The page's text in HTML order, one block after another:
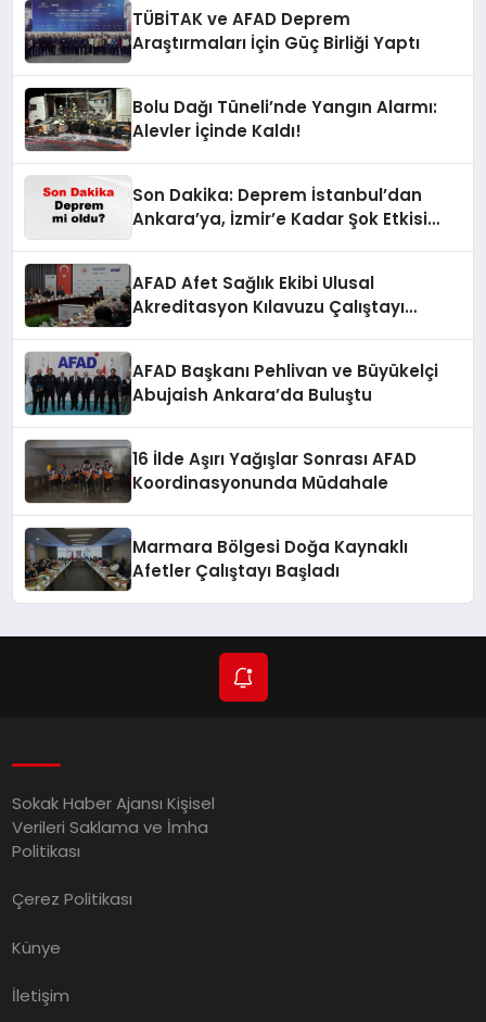
TÜBİTAK ve AFAD Deprem
Araştırmaları İçin Güç Birliği Yaptı
Bolu Dağı Tüneli’nde Yangın Alarmı:
Alevler İçinde Kaldı!
Son Dakika: Deprem İstanbul’dan
Ankara’ya, İzmir’e Kadar Şok Etkisi
AFAD Afet Sağlık Ekibi Ulusal
Akreditasyon Kılavuzu Çalıştayı
AFAD Başkanı Pehlivan ve Büyükelçi
Abujaish Ankara’da Buluştu
16 İlde Aşırı Yağışlar Sonrası AFAD
Koordinasyonunda Müdahale
Marmara Bölgesi Doğa Kaynaklı
Afetler Çalıştayı Başladı
Sokak Haber Ajansı Kişisel
Verileri Saklama ve İmha
Politikası
Çerez Politikası
Künye
İletişim